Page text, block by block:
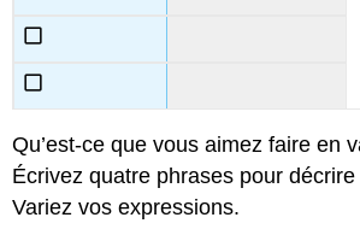
Qu’est-ce que vous aimez faire en
Écrivez quatre phrases pour
Variez vos expressions.